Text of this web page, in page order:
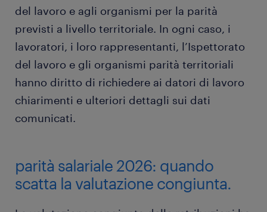
del lavoro e agli organismi per la parità
previsti a livello territoriale. In ogni caso, i
lavoratori, i loro rappresentanti, l’Ispettorato
del lavoro e gli organismi parità territoriali
hanno diritto di richiedere ai datori di lavoro
chiarimenti e ulteriori dettagli sui dati
comunicati.
parità salariale 2026: quando
scatta la valutazione congiunta.